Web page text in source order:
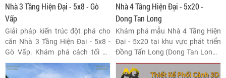
Nhà 3 Tầng Hiện Đại - 5x8 - Gò
Vấp
Giải pháp kiến trúc đột phá cho
căn Nhà 3 Tầng Hiện Đại - 5x8 -
Gò Vấp. Khám phá cách tối đa
hóa không gian 40m² bằng công
năng khoa học, vật liệu bền vững
Nhà 4 Tầng Hiện Đại - 5x20 -
Dong Tan Long
Khám phá mẫu Nhà 4 Tầng Hiện
Đại - 5x20 tại khu vực phát triển
Đồng Tấn Long (Dong Tan Long).
Thiết kế kiến trúc thông minh, tối
ưu diện tích, đảm bảo tiện nghi